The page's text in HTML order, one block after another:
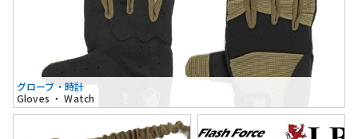
グローブ・時計
Gloves ・ Watch